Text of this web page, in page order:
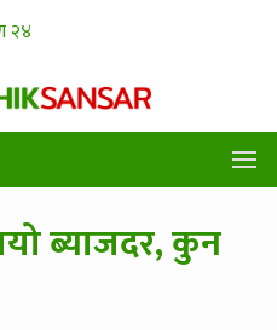
ब्याजदर, कुन